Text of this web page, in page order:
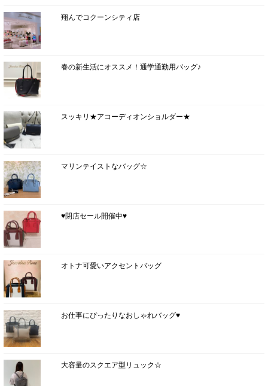
翔んでコクーンシティ店
春の新生活にオススメ！通学通勤用バッグ♪
スッキリ★アコーディオンショルダー★
マリンテイストなバッグ☆
♥閉店セール開催中♥
オトナ可愛いアクセントバッグ
お仕事にぴったりなおしゃれバッグ♥
大容量のスクエア型リュック☆